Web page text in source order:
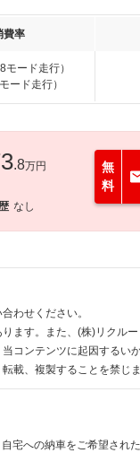
費率
ード走行）
ード走行）
.8万円
なし
無
料
わせください。
ます。また、(株)リクル
コンテンツに起因するい
載、複製することを禁じま
宅への納車をご希望され